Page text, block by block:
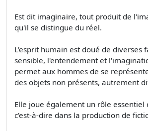
Est dit imaginaire, tout produit de
qu'il se distingue du réel.
L'esprit humain est doué de diverses
sensible, l'entendement et
permet aux hommes de se
des objets non présents, autrement
Elle joue également un rôle essentiel
c'est-à-dire dans la production de